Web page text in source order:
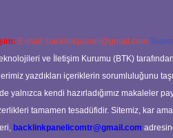
E-mail: backlinkpaneli@gmail.com
ve İletişim Kurumu (BTK)
yazdıkları içeriklerin sorumluluğunu
yalnızca kendi hazırladığımız
tamamen tesadüfidir. Sitemiz, kar
backlinkpanelicomtr@gmail.com